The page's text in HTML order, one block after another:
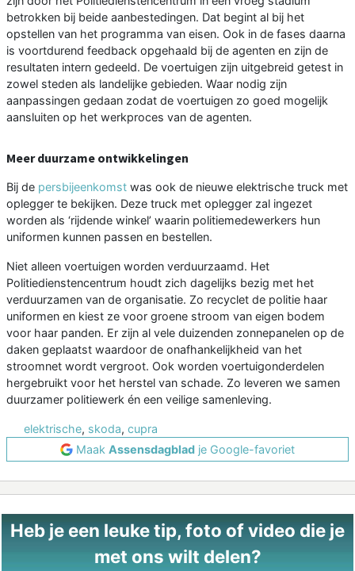
betrokken bij beide aanbestedingen. Dat begint al bij het
opstellen van het programma van eisen. Ook in de fases daarna
is voortdurend feedback opgehaald bij de agenten en zijn de
resultaten intern gedeeld. De voertuigen zijn uitgebreid getest in
zowel steden als landelijke gebieden. Waar nodig zijn
aanpassingen gedaan zodat de voertuigen zo goed mogelijk
aansluiten op het werkproces van de agenten.
Meer duurzame ontwikkelingen
Bij de persbijeenkomst was ook de nieuwe elektrische truck met
oplegger te bekijken. Deze truck met oplegger zal ingezet
worden als ‘rijdende winkel’ waarin politiemedewerkers hun
uniformen kunnen passen en bestellen.
Niet alleen voertuigen worden verduurzaamd. Het
Politiedienstencentrum houdt zich dagelijks bezig met het
verduurzamen van de organisatie. Zo recyclet de politie haar
uniformen en kiest ze voor groene stroom van eigen bodem
voor haar panden. Er zijn al vele duizenden zonnepanelen op de
daken geplaatst waardoor de onafhankelijkheid van het
stroomnet wordt vergroot. Ook worden voertuigonderdelen
hergebruikt voor het herstel van schade. Zo leveren we samen
duurzamer politiewerk én een veilige samenleving.
elektrische, skoda, cupra
Maak Assensdagblad je Google-favoriet
Heb je een leuke tip, foto of video die je
met ons wilt delen?